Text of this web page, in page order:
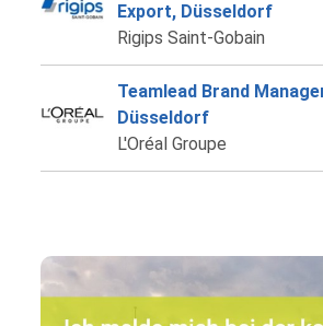
Export, Düsseldorf
Rigips Saint-Gobain
Teamlead Brand
Düsseldorf
L'Oréal Groupe